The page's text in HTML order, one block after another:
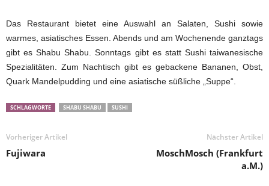
Das Restaurant bietet eine Auswahl an Salaten, Sushi sowie
warmes, asiatisches Essen. Abends und am Wochenende ganztags
gibt es Shabu Shabu. Sonntags gibt es statt Sushi taiwanesische
Spezialitäten. Zum Nachtisch gibt es gebackene Bananen, Obst,
Quark Mandelpudding und eine asiatische süßliche „Suppe“.
SCHLAGWORTE SHABU SHABU SUSHI
Vorheriger Artikel
Fujiwara
Nächster Artikel
MoschMosch (Frankfurt
a.M.)